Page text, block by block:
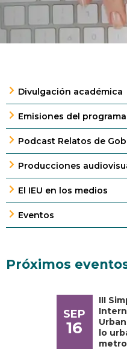
Divulgación académica
Emisiones del
Podcast Relatos de
Producciones
El IEU en los medios
Eventos
Próximos
SEP
16
III
lo